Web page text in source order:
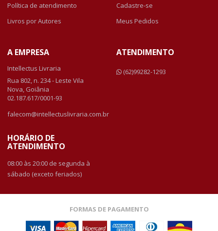
Política de atendimento
Livros por Autores
Cadastre-se
Meus Pedidos
A EMPRESA
Intellectus Livraria
Rua 802, n. 234 - Leste Vila
Nova, Goiânia
02.187.617/0001-93
falecom@intellectuslivraria.com.br
HORÁRIO DE
ATENDIMENTO
08:00 às 20:00 de segunda à
sábado (exceto feriados)
ATENDIMENTO
(62)99282-1293
FORMAS DE PAGAMENTO